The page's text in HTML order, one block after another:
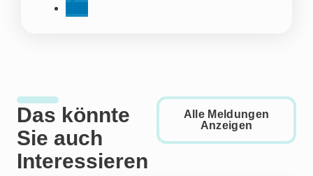
Das könnte
Sie auch
Interessieren
Alle Meldungen
Anzeigen